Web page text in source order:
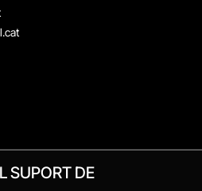
SUPORT DE